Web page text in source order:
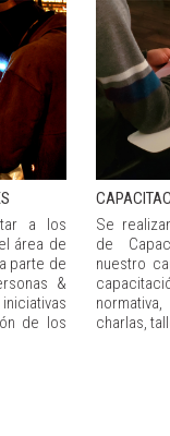
a los
área de
parte de
&
de los
Se
de
nuestro
charlas,